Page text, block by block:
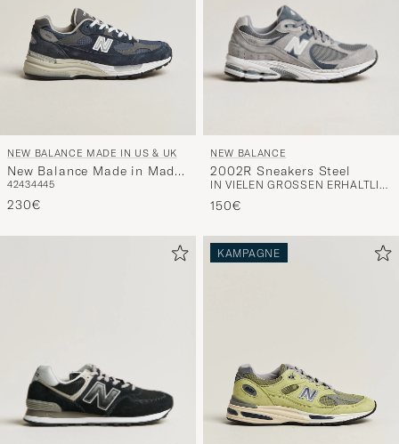
NEW BALANCE MADE IN US & UK
New Balance Made in Made
in USA 992 Navy
42434445
230€
NEW BALANCE
2002R Sneakers Steel
IN VIELEN GRÖSSEN ERHÄLTLICH
150€
KAMPAGNE